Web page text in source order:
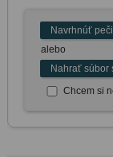
Navrhnúť
alebo
Nahrať súbor
Chcem si